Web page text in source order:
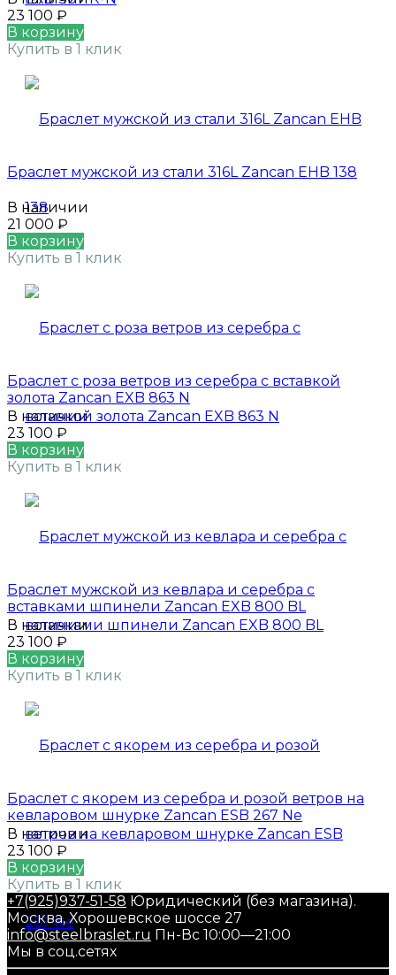
23 100 ₽
В корзину
Купить в 1 клик
Браслет мужской из стали 316L Zancan EHB 138
В наличии
21 000 ₽
В корзину
Купить в 1 клик
Браслет с роза ветров из серебра с вставкой
золота Zancan EXB 863 N
В наличии
23 100 ₽
В корзину
Купить в 1 клик
Браслет мужской из кевлара и серебра с
вставками шпинели Zancan EXB 800 BL
В наличии
23 100 ₽
В корзину
Купить в 1 клик
Браслет с якорем из серебра и розой ветров на
кевларовом шнурке Zancan ESB 267 Ne
В наличии
23 100 ₽
В корзину
Купить в 1 клик
+7(925)937-51-58 Юридический (без магазина).
Москва, Хорошевское шоссе 27
info@steelbraslet.ru Пн-Вс 10:00—21:00
Мы в соц.сетях